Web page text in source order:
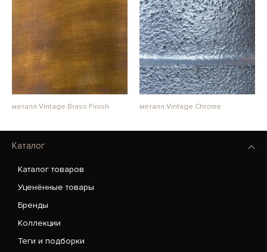
металл Vintage Brass Finish металл Vintage Chrome
Каталог
Каталог товаров
Уценённые товары
Бренды
Коллекции
Теги и подборки